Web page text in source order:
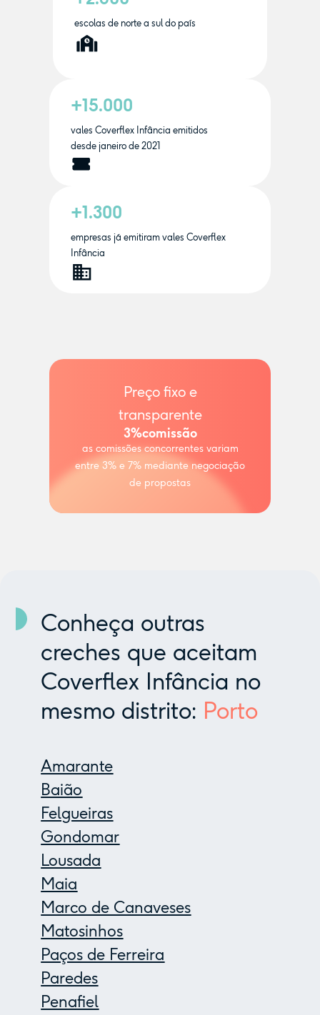
escolas de norte a sul do país
+15.000
vales Coverflex Infância emitidos
desde janeiro de 2021
+1.300
empresas já emitiram vales Coverflex
Infância
Preço fixo e
transparente
3%comissão
as comissões concorrentes variam
entre 3% e 7% mediante negociação
de propostas
Conheça outras
creches que aceitam
Coverflex Infância no
mesmo distrito: Porto
Amarante
Baião
Felgueiras
Gondomar
Lousada
Maia
Marco de Canaveses
Matosinhos
Paços de Ferreira
Paredes
Penafiel